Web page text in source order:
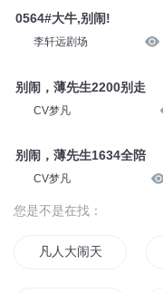
0564#大牛,别闹!
李轩远剧场
别闹，薄先生2200别走
CV梦凡
别闹，薄先生1634全陪
CV梦凡
您是不是在找：
凡人大闹天空